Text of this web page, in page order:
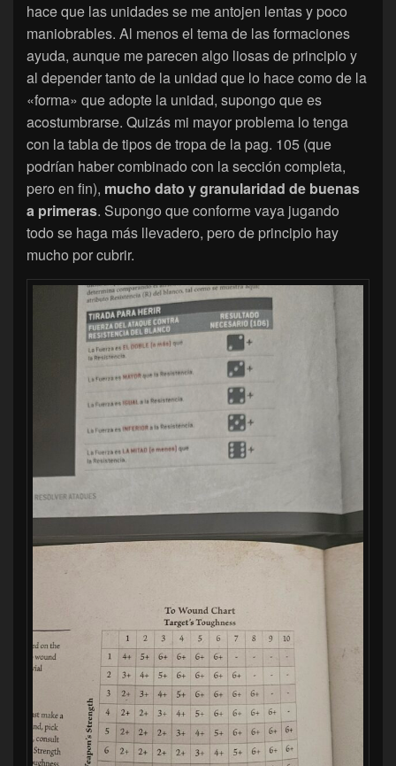
hace que las unidades se me antojen lentas y poco
maniobrables. Al menos el tema de las formaciones
ayuda, aunque me parecen algo liosas de principio y
al depender tanto de la unidad que lo hace como de la
«forma» que adopte la unidad, supongo que es
acostumbrarse. Quizás mi mayor problema lo tenga
con la tabla de tipos de tropa de la pag. 105 (que
podrían haber combinado con la sección completa,
pero en fin), mucho dato y granularidad de buenas
a primeras. Supongo que conforme vaya jugando
todo se haga más llevadero, pero de principio hay
mucho por cubrir.